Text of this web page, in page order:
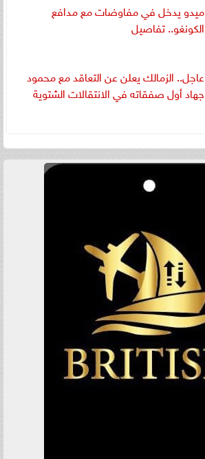
ميدو يدخل في مفاوضات مع مدافع
الكونغو.. تفاصيل
عاجل.. الزمالك يعلن عن التعاقد مع محمود
جهاد أول صفقاته في الانتقالات الشتوية